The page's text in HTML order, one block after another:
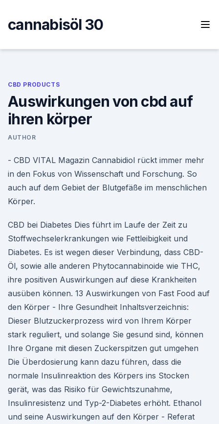
content
cannabisöl 30
CBD PRODUCTS
Auswirkungen von cbd auf
ihren körper
AUTHOR
- CBD VITAL Magazin Cannabidiol rückt immer mehr
in den Fokus von Wissenschaft und Forschung. So
auch auf dem Gebiet der Blutgefäße im menschlichen
Körper.
CBD bei Diabetes Dies führt im Laufe der Zeit zu
Stoffwechselerkrankungen wie Fettleibigkeit und
Diabetes. Es ist wegen dieser Verbindung, dass CBD-
Öl, sowie alle anderen Phytocannabinoide wie THC,
ihre positiven Auswirkungen auf diese Krankheiten
ausüben können. 13 Auswirkungen von Fast Food auf
den Körper - Ihre Gesundheit Inhaltsverzeichnis:
Dieser Blutzuckerprozess wird von Ihrem Körper
stark reguliert, und solange Sie gesund sind, können
Ihre Organe mit diesen Zuckerspitzen gut umgehen
Die Überdosierung kann dazu führen, dass die
normale Insulinreaktion des Körpers ins Stocken
gerät, was das Risiko für Gewichtszunahme,
Insulinresistenz und Typ-2-Diabetes erhöht. Ethanol
und seine Auswirkungen auf den Körper - Referat